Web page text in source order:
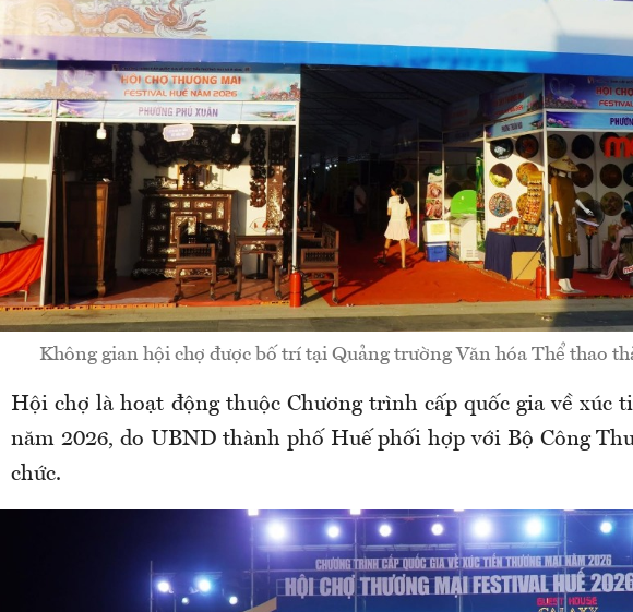
Không gian hội chợ được bố trí tại Quảng trường Văn hóa Thể thao
Hội chợ là hoạt động thuộc Chương trình cấp quốc gia về xúc
năm 2026, do UBND thành phố Huế phối hợp với Bộ Công
chức.